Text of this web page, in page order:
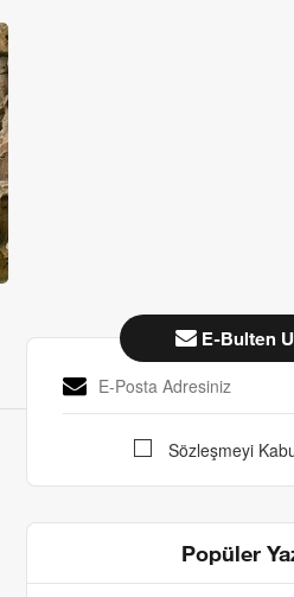
E-Bulten
Sözleşmeyi
Popüler